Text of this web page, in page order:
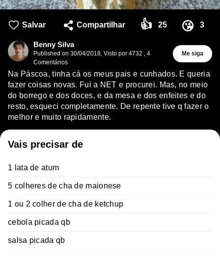
Salvar Compartilhar 👍 25 😘 3
Benny Silva
Published on 30/04/2018, Visto por 4732 , 4
Comentários
Me siga
Na Páscoa, tinha cá os meus pais e cunhados. E queria
fazer coisas novas. Fui a NET e procurei. Mas, no meio
do borrego e dos doces, e da mesa e dos enfeites e do
resto, esqueci completamente. De repente tive q fazer o
melhor e muito rapidamente.
Vais precisar de
1 lata de atum
5 colheres de cha de maionese
1 ou 2 colher de cha de ketchup
cebola picada qb
salsa picada qb